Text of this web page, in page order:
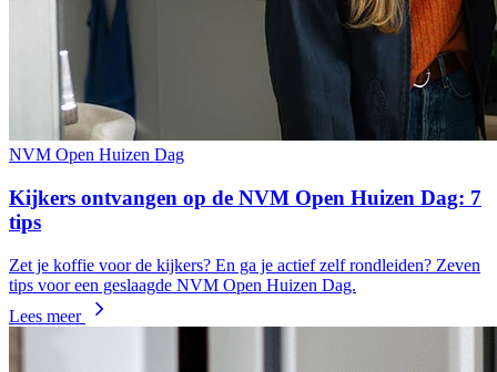
NVM Open Huizen Dag
Kijkers ontvangen op de NVM Open Huizen Dag: 7
tips
Zet je koffie voor de kijkers? En ga je actief zelf rondleiden? Zeven
tips voor een geslaagde NVM Open Huizen Dag.
Lees meer